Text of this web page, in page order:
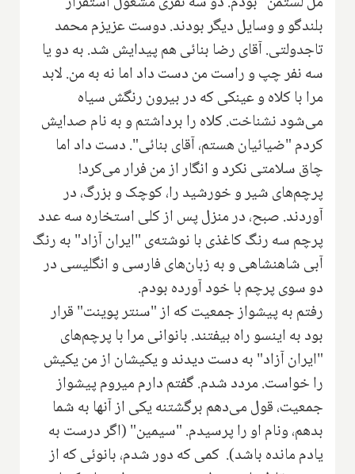
بلندگو و وسایل دیگر بودند. دوست عزیزم محمد
تاجدولتی. آقای رضا بنائی هم پیدایش شد. به دو یا
سه نفر چپ و راست من دست داد اما نه به من. لابد
مرا با کلاه و عینکی که در بیرون رنگش سیاه
می‌شود نشناخت. کلاه را برداشتم و به نام صدایش
کردم "ضیائیان هستم، آقای بنائی". دست داد اما
چاق سلامتی نکرد و انگار از من فرار می‌کرد!
پرچم‌های شیر و خورشید را، کوچک و بزرگ، در
آوردند. صبح، در منزل پس از کلی استخاره سه عدد
پرچم سه رنگ کاغذی با نوشته‌ی "ایران آزاد" به رنگ
آبی شاهنشاهی و به زبان‌های فارسی و انگلیسی در
دو سوی پرچم با خود آورده بودم.
رفتم به پیشواز جمعیت که از "سنتر پوینت" قرار
بود به اینسو راه بیفتند. بانوانی مرا با پرچم‌های
"ایران آزاد" به دست دیدند و یکیشان از من یکیش
را خواست. مردد شدم. گفتم دارم میروم پیشواز
جمعیت، قول می‌دهم برگشتنه یکی از آنها به شما
بدهم، ونام او را پرسیدم. "سیمین" (اگر درست به
یادم مانده باشد). کمی که دور شدم، بانوئی که از